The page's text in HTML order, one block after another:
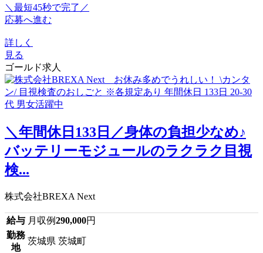
＼最短45秒で完了／
応募へ進む
詳しく
見る
ゴールド求人
＼年間休日133日／身体の負担少なめ♪
バッテリーモジュールのラクラク目視
検...
株式会社BREXA Next
給与 月収例290,000円
勤務
地
茨城県 茨城町